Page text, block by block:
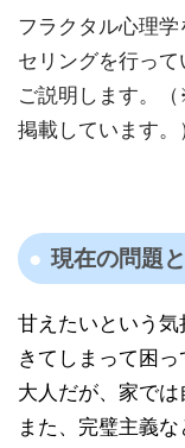
フラクタル心理
セリングを行っ
ご説明します。
掲載しています。
現在の問題
甘えたいという
きてしまって困
大人だが、家では
また、完璧主義